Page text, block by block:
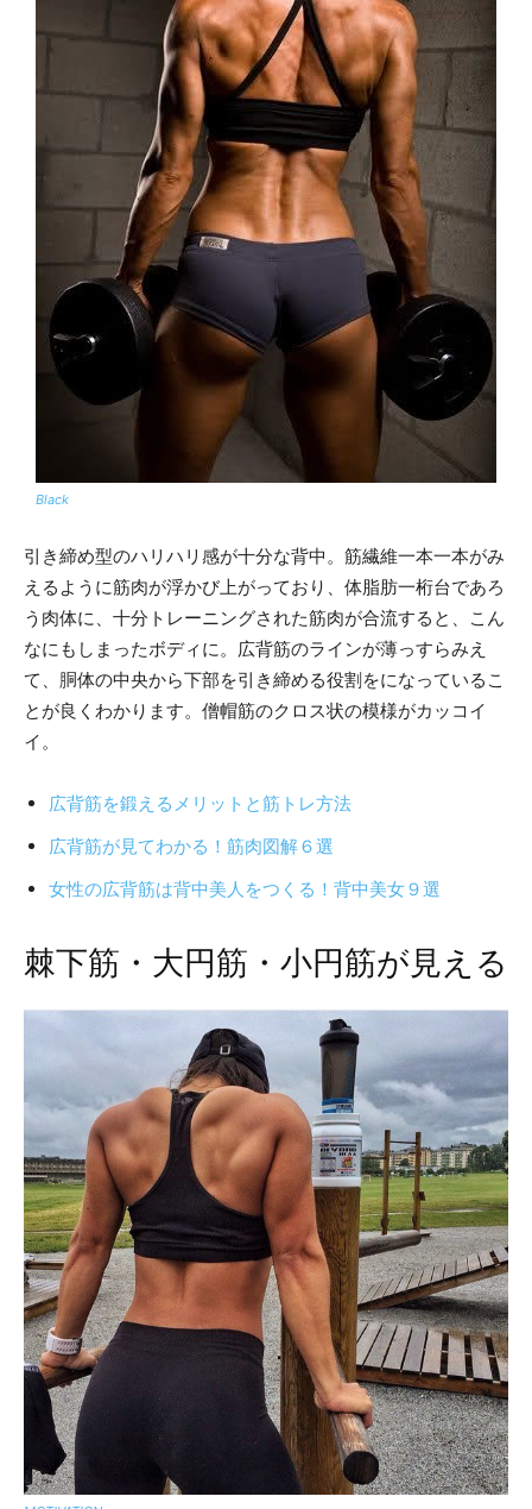
Black
引き締め型のハリハリ感が十分な背中。筋繊維一本一本がみ
えるように筋肉が浮かび上がっており、体脂肪一桁台であろ
う肉体に、十分トレーニングされた筋肉が合流すると、こん
なにもしまったボディに。広背筋のラインが薄っすらみえ
て、胴体の中央から下部を引き締める役割をになっているこ
とが良くわかります。僧帽筋のクロス状の模様がカッコイ
イ。
広背筋を鍛えるメリットと筋トレ方法
広背筋が見てわかる！筋肉図解６選
女性の広背筋は背中美人をつくる！背中美女９選
棘下筋・大円筋・小円筋が見える